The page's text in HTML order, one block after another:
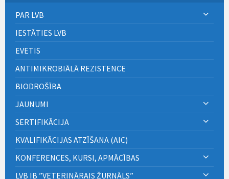
PAR LVB
IESTĀTIES LVB
EVETIS
ANTIMIKROBIĀLĀ REZISTENCE
BIODROŠĪBA
JAUNUMI
SERTIFIKĀCIJA
KVALIFIKĀCIJAS ATZĪŠANA (AIC)
KONFERENCES, KURSI, APMĀCĪBAS
LVB IB ”VETERINĀRAIS ŽURNĀLS”